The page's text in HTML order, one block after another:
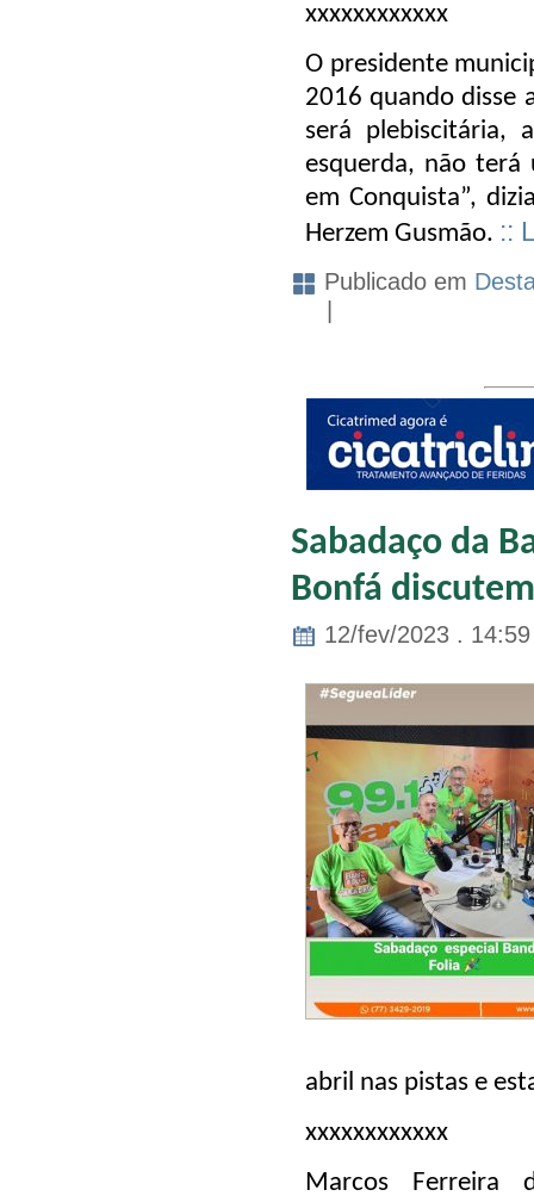
xxxxxxxxxxxx
O presidente
2016 quando disse
será
esquerda, não terá
em Conquista”,
Herzem Gusmão. ::
Publicado em
Sabadaço da
Bonfá
12/fev/2023 . 14:59
abril nas pistas e
xxxxxxxxxxxx
Marcos Ferreira